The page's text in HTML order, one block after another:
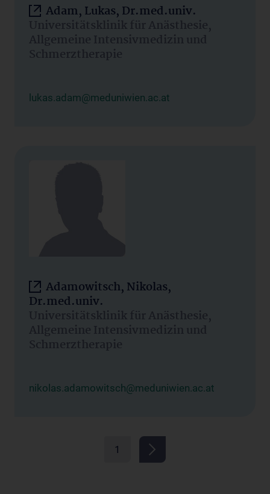
Adam, Lukas, Dr.med.univ.
Universitätsklinik für Anästhesie,
Allgemeine Intensivmedizin und
Schmerztherapie
lukas.adam@meduniwien.ac.at
Adamowitsch, Nikolas,
Dr.med.univ.
Universitätsklinik für Anästhesie,
Allgemeine Intensivmedizin und
Schmerztherapie
nikolas.adamowitsch@meduniwien.ac.at
1